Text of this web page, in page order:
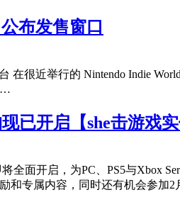
布发售窗口
在很近举行的 Nintendo Indie
…
已开启【she击游戏实
全面开启，为PC、PS5与Xbox
和专属内容，同时还有机会参加